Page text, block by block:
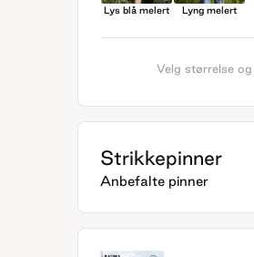
Lys blå melert Lyng melert
Velg størrelse
Strikkepinner
Anbefalte pinner